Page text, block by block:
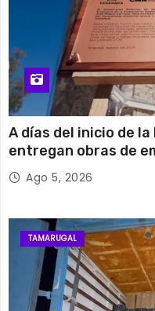
A días del inicio de
entregan obras de
su histórico
Ago 5, 2026
TAMARUGAL